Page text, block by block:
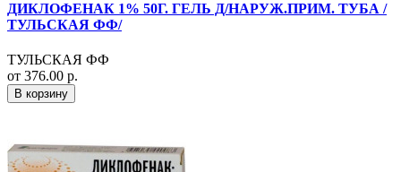
ДИКЛОФЕНАК 1% 50Г. ГЕЛЬ Д/НАРУЖ.ПРИМ. ТУБА /
ТУЛЬСКАЯ ФФ/
ТУЛЬСКАЯ ФФ
от 376.00 р.
В корзину